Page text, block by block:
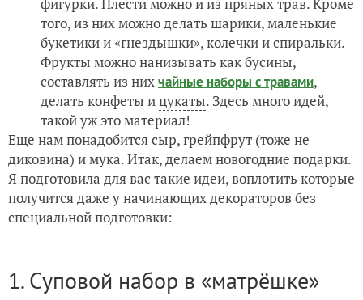
того, из них можно делать шарики, маленькие
букетики и «гнездышки», колечки и спиральки.
Фрукты можно нанизывать как бусины,
составлять из нихчайные наборы с травами,
делать конфеты ицукаты. Здесь много идей,
такой уж это материал!
Еще нам понадобится сыр, грейпфрут (тоже не
диковина) и мука. Итак, делаем новогодние подарки.
Я подготовила для вас такие идеи, воплотить которые
получится даже у начинающих декораторов без
специальной подготовки:
1. Суповой набор в «матрёшке»